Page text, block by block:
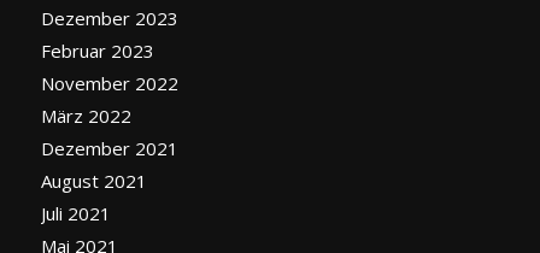
Dezember 2023
Februar 2023
November 2022
März 2022
Dezember 2021
August 2021
Juli 2021
Mai 2021